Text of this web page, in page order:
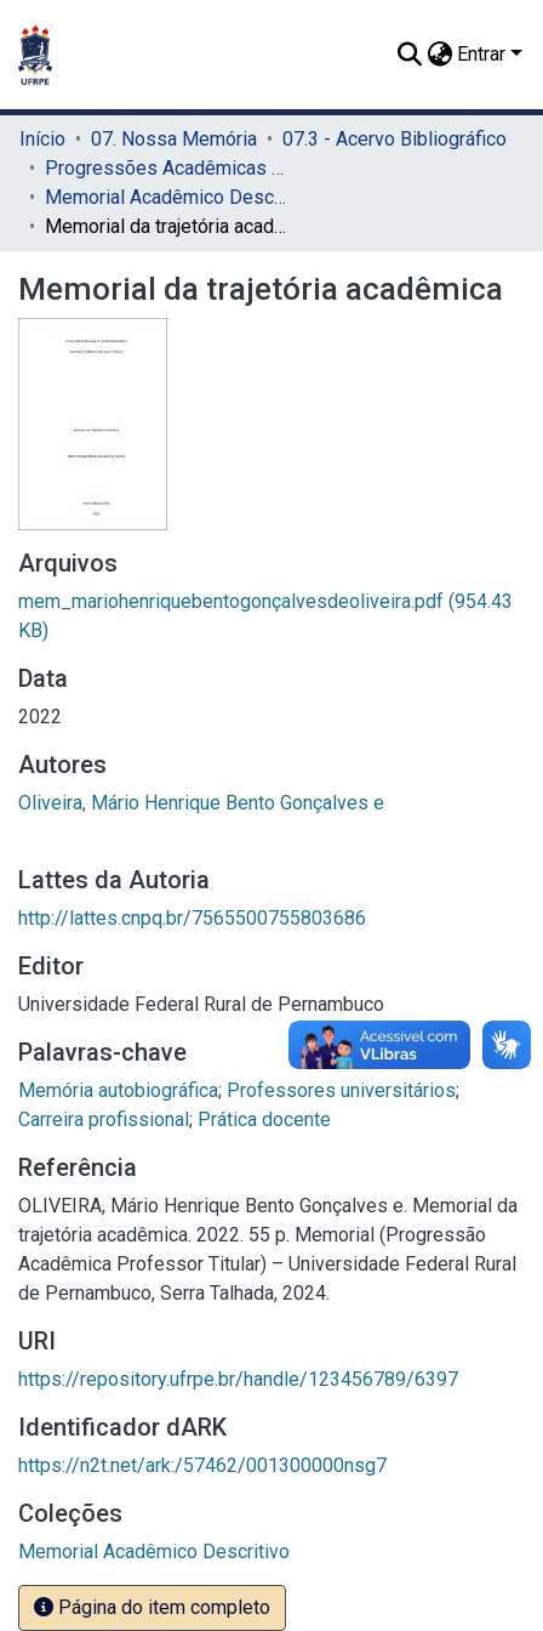
Entrar
Início 07. Nossa Memória
07.3 - Acervo Bibliográfico
Progressões Acadêmicas para Professor Titular
Memorial Acadêmico Descritivo
Memorial da trajetória acadêmica
Memorial da trajetória acadêmica
Arquivos
mem_mariohenriquebentogonçalvesdeoliveira.pdf (954.43
KB)
Data
2022
Autores
Oliveira, Mário Henrique Bento Gonçalves e
Lattes da Autoria
http://lattes.cnpq.br/7565500755803686
Editor
Universidade Federal Rural de Pernambuco
Palavras-chave
Memória autobiográfica; Professores universitários;
Carreira profissional; Prática docente
Referência
OLIVEIRA, Mário Henrique Bento Gonçalves e. Memorial da
trajetória acadêmica. 2022. 55 p. Memorial (Progressão
Acadêmica Professor Titular) – Universidade Federal Rural
de Pernambuco, Serra Talhada, 2024.
URI
https://repository.ufrpe.br/handle/123456789/6397
Identificador dARK
https://n2t.net/ark:/57462/001300000nsg7
Coleções
Memorial Acadêmico Descritivo
Página do item completo